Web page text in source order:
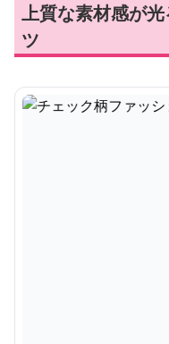
上質な素材感が
ツ